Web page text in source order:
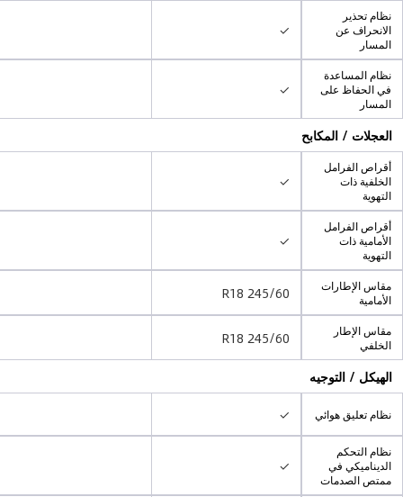
نظام تحذير
الانحراف عن
المسار
✓
نظام المساعدة
في الحفاظ على
المسار
✓
العجلات / المكابح
أقراص الفرامل
الخلفية ذات
التهوية
✓
أقراص الفرامل
الأمامية ذات
التهوية
✓
مقاس الإطارات
الأمامية
245/60 R18
مقاس الإطار
الخلفي
245/60 R18
الهيكل / التوجيه
نظام تعليق هوائي ✓
نظام التحكم
الديناميكي في
ممتص الصدمات
✓